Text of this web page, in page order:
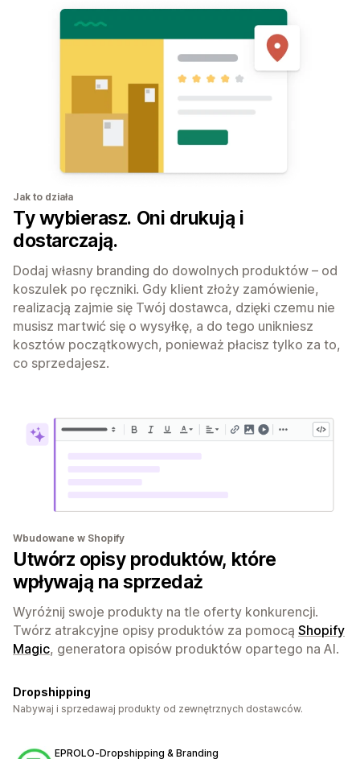
Jak to działa
Ty wybierasz. Oni drukują i
dostarczają.
Dodaj własny branding do dowolnych produktów – od
koszulek po ręczniki. Gdy klient złoży zamówienie,
realizacją zajmie się Twój dostawca, dzięki czemu nie
musisz martwić się o wysyłkę, a do tego unikniesz
kosztów początkowych, ponieważ płacisz tylko za to,
co sprzedajesz.
Wbudowane w Shopify
Utwórz opisy produktów, które
wpływają na sprzedaż
Wyróżnij swoje produkty na tle oferty konkurencji.
Twórz atrakcyjne opisy produktów za pomocą Shopify
Magic, generatora opisów produktów opartego na AI.
Dropshipping
Nabywaj i sprzedawaj produkty od zewnętrznych dostawców.
EPROLO‑Dropshipping & Branding